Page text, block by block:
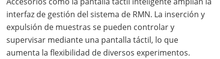
interfaz de gestión del sistema de RMN. La inserción y
expulsión de muestras se pueden controlar y
supervisar mediante una pantalla táctil, lo que
aumenta la flexibilidad de diversos experimentos.